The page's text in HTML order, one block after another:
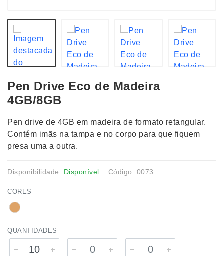
Pen Drive Eco de Madeira
4GB/8GB
Pen drive de 4GB em madeira de formato retangular.
Contém imãs na tampa e no corpo para que fiquem
presa uma a outra.
Disponibilidade: Disponível Código: 0073
CORES
QUANTIDADES